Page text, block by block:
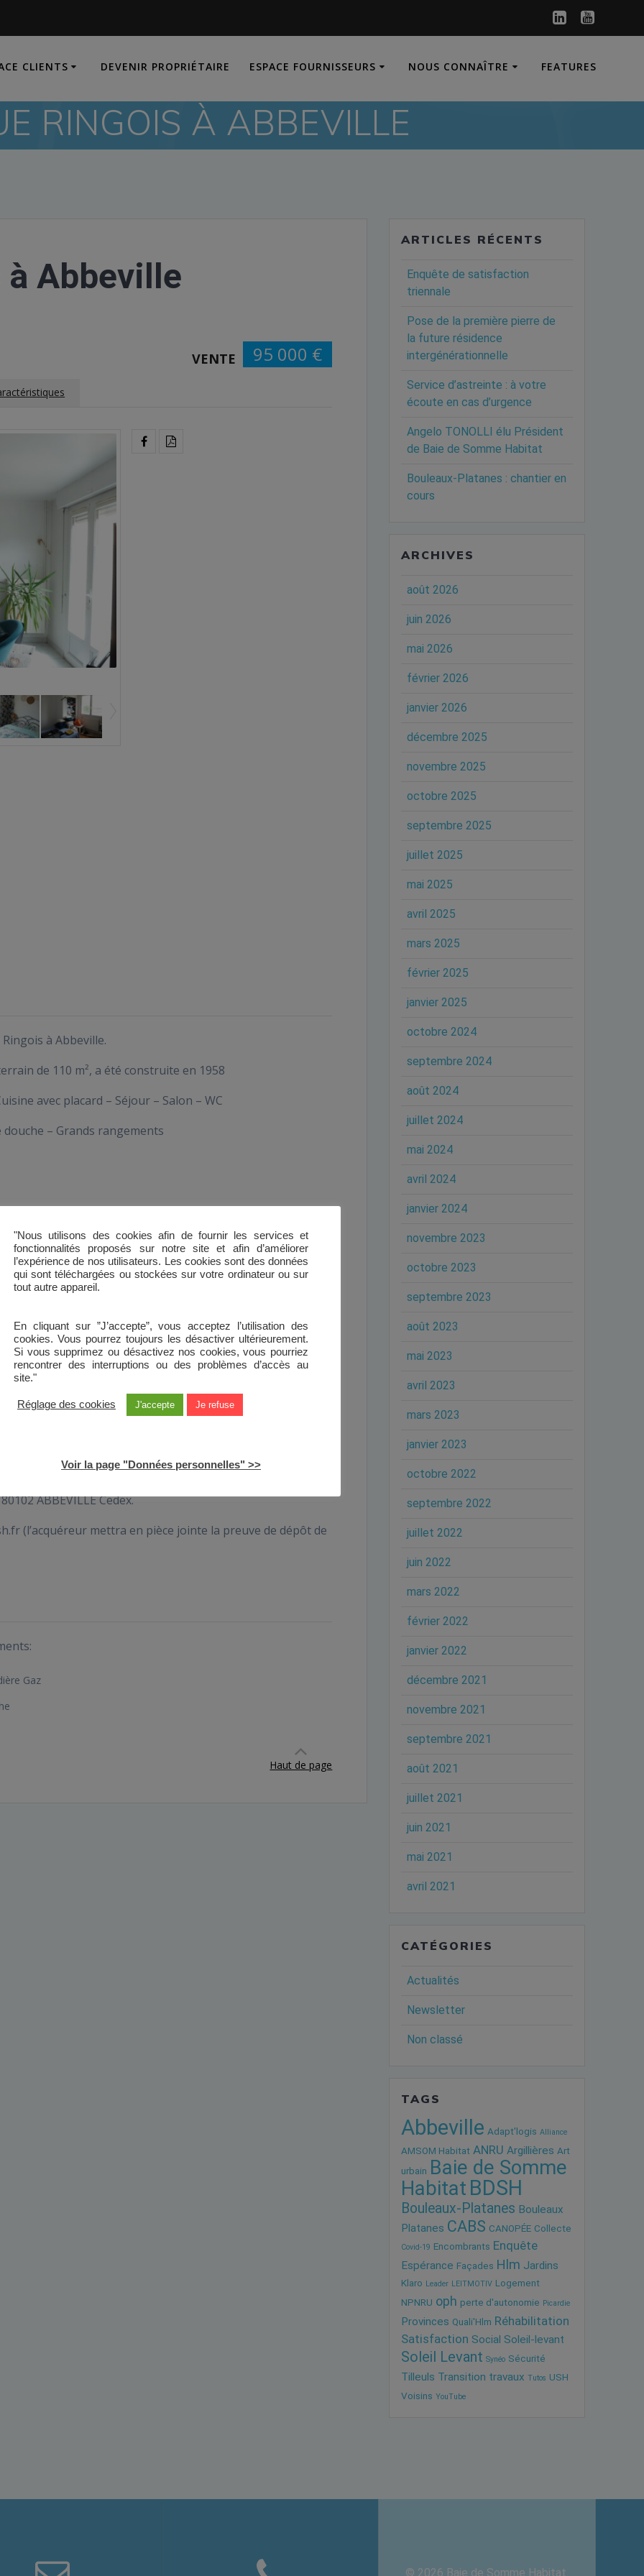
CLIENTS DEVENIR PROPRIÉTAIRE ESPACE FOURNISSEURS NOUS CONNAÎTRE FEATURES
RINGOIS À ABBEVILLE
Abbeville
VENTE 95 000 €
à Abbeville.
de 110 m², a été construite en 1958
avec placard – Séjour – Salon – WC
douche – Grands rangements
000 €
(uniquement sur rendez-vous ) pourront être sollicités auprès
Développement Patrimoine au 03.22.20.28.00.
15 septembre 2025 – 17 heures.
:
à Monsieur le Directeur Général de Baie de Somme
ABBEVILLE Cedex.
(l’acquéreur mettra en pièce jointe la preuve de dépôt de
Gaz
Haut de page
ARTICLES RÉCENTS
Enquête de satisfaction
triennale
Pose de la première pierre de
la future résidence
intergénérationnelle
Service d’astreinte : à votre
écoute en cas d’urgence
Angelo TONOLLI élu Président
de Baie de Somme Habitat
Bouleaux-Platanes : chantier en
cours
ARCHIVES
août 2026
juin 2026
mai 2026
février 2026
janvier 2026
décembre 2025
novembre 2025
octobre 2025
septembre 2025
juillet 2025
mai 2025
avril 2025
mars 2025
février 2025
janvier 2025
octobre 2024
septembre 2024
août 2024
juillet 2024
mai 2024
avril 2024
janvier 2024
novembre 2023
octobre 2023
septembre 2023
août 2023
mai 2023
avril 2023
mars 2023
janvier 2023
octobre 2022
septembre 2022
juillet 2022
juin 2022
mars 2022
février 2022
janvier 2022
décembre 2021
novembre 2021
septembre 2021
août 2021
juillet 2021
juin 2021
mai 2021
avril 2021
CATÉGORIES
Actualités
Newsletter
Non classé
TAGS
Abbeville Adapt'logis Alliance
AMSOM Habitat ANRU Argillières Art
urbain Baie de Somme
Habitat BDSH
Bouleaux-Platanes Bouleaux
Platanes CABS CANOPÉE Collecte
Covid-19 Encombrants Enquête
Espérance Façades Hlm Jardins
Klaro Leader LEITMOTIV Logement
NPNRU oph perte d'autonomie Picardie
Provinces Quali'Hlm Réhabilitation
Satisfaction Social Soleil-levant
Soleil Levant Synéo Sécurité
Tilleuls Transition travaux Tutos USH
Voisins YouTube
© 2026 Baie de Somme Habitat.
"Nous utilisons des cookies afin de fournir les services et
fonctionnalités proposés sur notre site et afin d’améliorer
l’expérience de nos utilisateurs. Les cookies sont des données
qui sont téléchargées ou stockées sur votre ordinateur ou sur
tout autre appareil.
En cliquant sur ”J’accepte”, vous acceptez l’utilisation des
cookies. Vous pourrez toujours les désactiver ultérieurement.
Si vous supprimez ou désactivez nos cookies, vous pourriez
rencontrer des interruptions ou des problèmes d’accès au
site."
Réglage des cookies J'accepte Je refuse
Voir la page "Données personnelles" >>